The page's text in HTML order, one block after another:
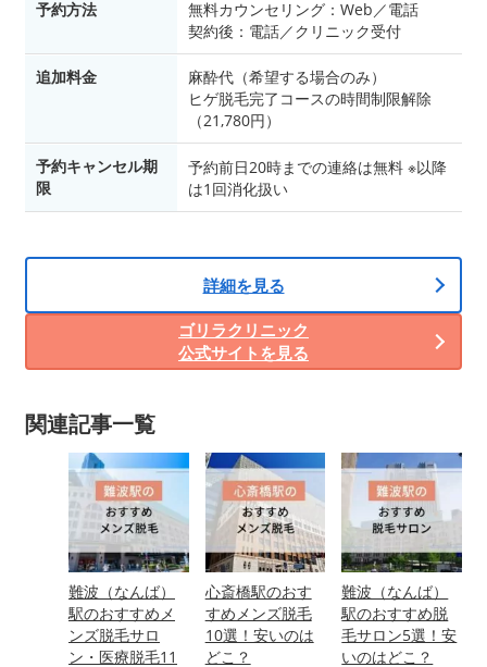
予約方法
無料カウンセリング：Web／電話
契約後：電話／クリニック受付
追加料金
麻酔代（希望する場合のみ）
ヒゲ脱毛完了コースの時間制限解除
（21,780円）
予約キャンセル期
限
予約前日20時までの連絡は無料 ※以降
は1回消化扱い
詳細を見る
ゴリラクリニック
公式サイトを見る
関連記事一覧
難波（なんば）
駅のおすすめメ
ンズ脱毛サロ
ン・医療脱毛11
心斎橋駅のおす
すめメンズ脱毛
10選！安いのは
どこ？
難波（なんば）
駅のおすすめ脱
毛サロン5選！安
いのはどこ？